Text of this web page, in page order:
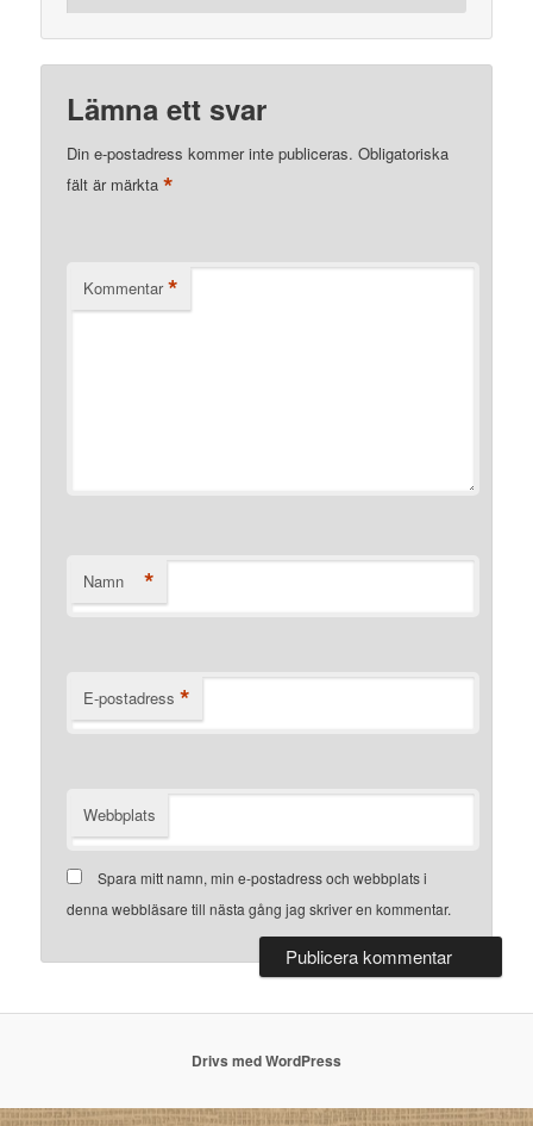
Lämna ett svar
Din e-postadress kommer inte publiceras. Obligatoriska
fält är märkta*
Kommentar *
Namn *
E-postadress *
Webbplats
Spara mitt namn, min e-postadress och webbplats i
denna webbläsare till nästa gång jag skriver en kommentar.
Drivs med WordPress